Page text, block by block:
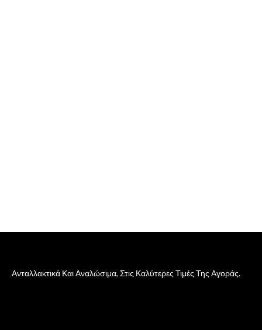
Ανταλλακτικά Και Αναλώσιμα, Στις Καλύτερες Τιμές Της Αγοράς.